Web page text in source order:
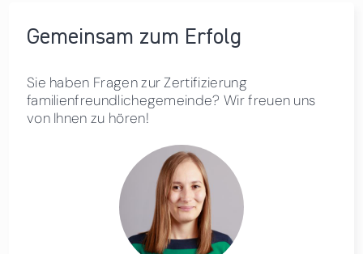
Gemeinsam zum Erfolg
Sie haben Fragen zur Zertifizierung
familienfreundlichegemeinde? Wir freuen uns
von Ihnen zu hören!